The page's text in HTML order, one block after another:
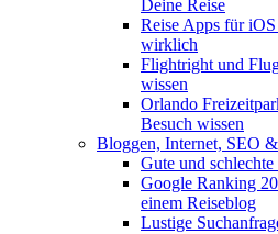
Deine Reise
Reise Apps für
wirklich
Flightright und
wissen
Orlando
Besuch wissen
Bloggen, Internet, SEO
Gute und
Google Ranking
einem Reiseblog
Lustige